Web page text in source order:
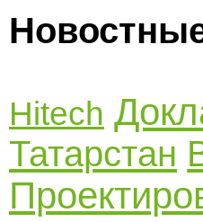
Hitech
Татарстан